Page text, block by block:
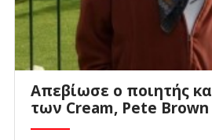
Απεβίωσε ο ποιητής
των Cream, Pete Brown